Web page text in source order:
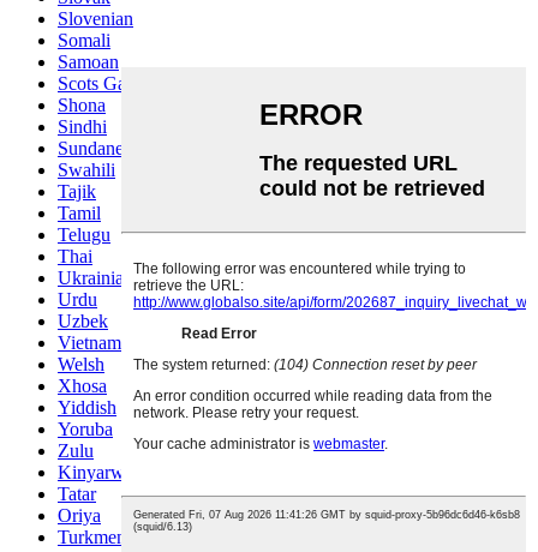
Slovenian
Somali
Samoan
Scots Gaelic
Shona
Sindhi
Sundanese
Swahili
Tajik
Tamil
Telugu
Thai
Ukrainian
Urdu
Uzbek
Vietnamese
Welsh
Xhosa
Yiddish
Yoruba
Zulu
Kinyarwanda
Tatar
Oriya
Turkmen